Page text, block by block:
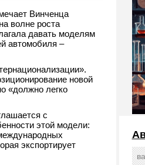
Винченца
волне роста
давать моделям
автомобиля –
ции».
новой
«должно легко
с
этой модели:
экспортирует